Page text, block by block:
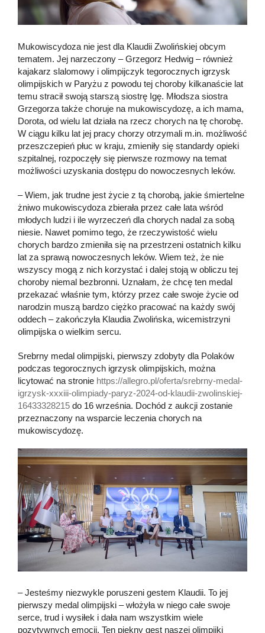
Mukowiscydoza nie jest dla Klaudii Zwolińskiej obcym
tematem. Jej narzeczony – Grzegorz Hedwig – również
kajakarz slalomowy i olimpijczyk tegorocznych igrzysk
olimpijskich w Paryżu z powodu tej choroby kilkanaście lat
temu stracił swoją starszą siostrę Igę. Młodsza siostra
Grzegorza także choruje na mukowiscydozę, a ich mama,
Dorota, od wielu lat działa na rzecz chorych na tę chorobę.
W ciągu kilku lat jej pracy chorzy otrzymali m.in. możliwość
przeszczepień płuc w kraju, zmieniły się standardy opieki
szpitalnej, rozpoczęły się pierwsze rozmowy na temat
możliwości uzyskania dostępu do nowoczesnych leków.
– Wiem, jak trudne jest życie z tą chorobą, jakie śmiertelne
żniwo mukowiscydoza zbierała przez całe lata wśród
młodych ludzi i ile wyrzeczeń dla chorych nadal za sobą
niesie. Nawet pomimo tego, że rzeczywistość wielu
chorych bardzo zmieniła się na przestrzeni ostatnich kilku
lat za sprawą nowoczesnych leków. Wiem też, że nie
wszyscy mogą z nich korzystać i dalej stoją w obliczu tej
choroby niemal bezbronni. Uznałam, że chcę ten medal
przekazać właśnie tym, którzy przez całe swoje życie od
narodzin muszą bardzo ciężko pracować na każdy swój
oddech – zakończyła Klaudia Zwolińska, wicemistrzyni
olimpijska o wielkim sercu.
Srebrny medal olimpijski, pierwszy zdobyty dla Polaków
podczas tegorocznych igrzysk olimpijskich, można
licytować na stronie https://allegro.pl/oferta/srebrny-medal-
igrzysk-xxxiii-olimpiady-paryz-2024-od-klaudii-zwolinskiej-
16433328215 do 16 września. Dochód z aukcji zostanie
przeznaczony na wsparcie leczenia chorych na
mukowiscydozę.
– Jesteśmy niezwykle poruszeni gestem Klaudii. To jej
pierwszy medal olimpijski – włożyła w niego całe swoje
serce, trud i wysiłek i dała nam wszystkim wiele
pozytywnych emocji. Ten piękny gest naszej olimpijki